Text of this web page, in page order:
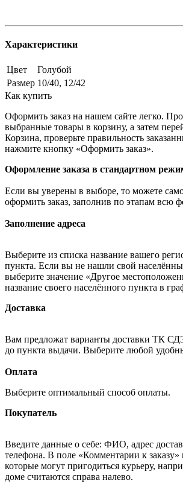
Характеристики
Цвет
Голубой
Размер 10/40, 12/42
Как купить
Оформить заказ на нашем сайте легко.
выбранные товары в корзину, а затем
Корзина, проверьте правильность
нажмите кнопку «Оформить заказ».
Оформление заказа в стандартном
Если вы уверены в выборе, то можете
оформить заказ, заполнив по этапам всю
Заполнение адреса
Выберите из списка название вашего
пункта. Если вы не нашли свой
выберите значение «Другое
название своего населённого пункта в
Доставка
Вам предложат варианты доставки ТК
до пункта выдачи. Выберите любой
Оплата
Выберите оптимальный способ оплаты.
Покупатель
Введите данные о себе: ФИО, адрес
телефона. В поле «Комментарии к заказу»
которые могут пригодиться курьеру,
доме считаются справа налево.